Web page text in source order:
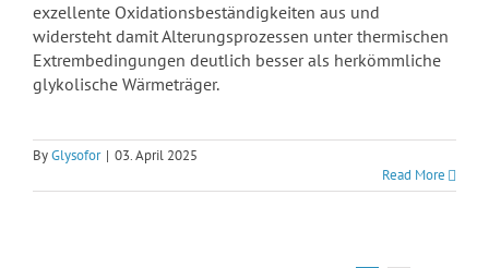
exzellente Oxidationsbeständigkeiten aus und
widersteht damit Alterungsprozessen unter thermischen
Extrembedingungen deutlich besser als herkömmliche
glykolische Wärmeträger.
ByGlysofor | 03. April 2025
Read More